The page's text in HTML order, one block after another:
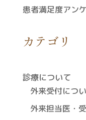
患者満足度アン
カテゴリ
診療について
外来受付につ
外来担当医・